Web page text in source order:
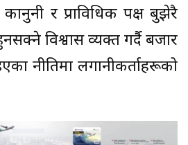
र प्राविधिक पक्ष बुझेरै
विश्वास व्यक्त गर्दै बजार
नीतिमा लगानीकर्ताहरूको